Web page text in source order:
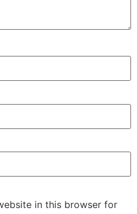
in this browser for